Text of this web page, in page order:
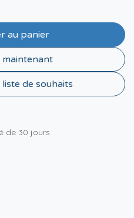
au panier
de souhaits
de 30 jours